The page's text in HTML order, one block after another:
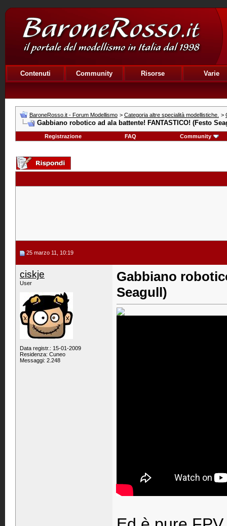
Contenuti Community Risorse Varie
BaroneRosso.it - Forum Modellismo > Categoria altre specialità modellistiche. >
Gabbiano robotico ad ala battente! FANTASTICO! (Festo
Registrazione FAQ Community
25 marzo 11, 10:19
ciskje
User
Data registr.: 15-01-2009
Residenza: Cuneo
Messaggi: 2.248
Gabbiano
Seagull)